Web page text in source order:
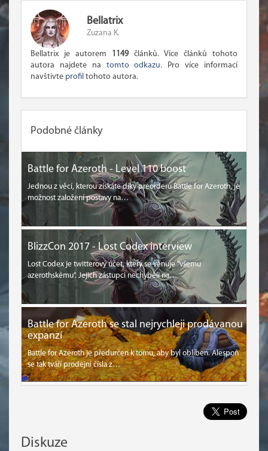
Bellatrix
Zuzana K.
Bellatrix je autorem 1149článků. Více článků tohoto
autora najdete na tomto odkazu. Pro více informací
navštivte profil tohoto autora.
Podobné články
Battle for Azeroth - Level 110 boost
Jednou z věcí, kterou získáte díky preorderu Battle for Azeroth, je
možnost založení postavy na…
BlizzCon 2017 - Lost Codex interview
Lost Codex je twitterový účet, který se věnuje "všemu
azerothskému". Jejich zástupci nechyběli na…
Battle for Azeroth se stal nejrychleji prodávanou
expanzí
Battle for Azeroth je předurčen k tomu, aby byl oblíben. Alespoň
se tak tváří prodejní čísla z…
Diskuze